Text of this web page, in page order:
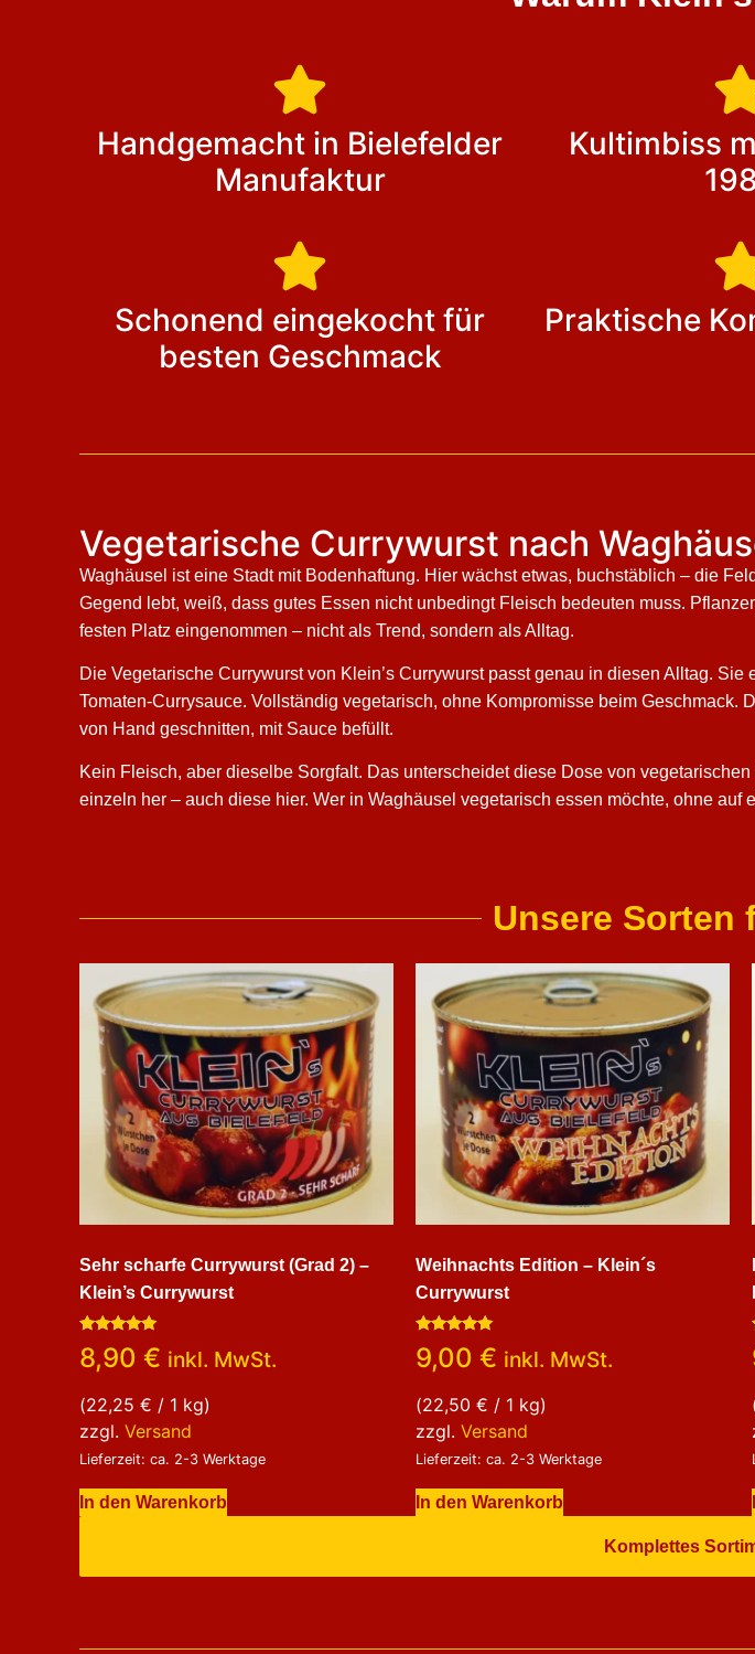
Handgemacht in Bielefelder
Manufaktur
Kultimbiss
Schonend eingekocht für
besten Geschmack
Praktische
Vegetarische Currywurst nach
Waghäusel ist eine Stadt mit Bodenhaftung. Hier wächst etwas, buchstäblich – die
Gegend lebt, weiß, dass gutes Essen nicht unbedingt Fleisch bedeuten muss.
festen Platz eingenommen – nicht als Trend, sondern als Alltag.
Die Vegetarische Currywurst von Klein’s Currywurst passt genau in diesen Alltag.
Tomaten-Currysauce. Vollständig vegetarisch, ohne Kompromisse beim
von Hand geschnitten, mit Sauce befüllt.
Kein Fleisch, aber dieselbe Sorgfalt. Das unterscheidet diese Dose von
einzeln her – auch diese hier. Wer in Waghäusel vegetarisch essen möchte, ohne
Unsere Sorten
Sehr scharfe Currywurst (Grad 2) –
Klein’s Currywurst
Bewertet
mit
5.00
8,90 € inkl. MwSt.
(22,25 € / 1 kg)
zzgl. Versand
Lieferzeit: ca. 2-3 Werktage
In den Warenkorb
Weihnachts Edition – Klein´s
Currywurst
Bewertet
mit
5.00
9,00 € inkl. MwSt.
(22,50 € / 1 kg)
zzgl. Versand
Lieferzeit: ca. 2-3 Werktage
In den Warenkorb
Komplettes